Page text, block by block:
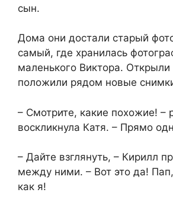
сын.
Дома они достали старый
самый, где хранилась
маленького Виктора. Открыли
положили рядом новые
– Смотрите, какие похожие! –
воскликнула Катя. – Прямо
– Дайте взглянуть, – Кирилл
между ними. – Вот это да!
как я!